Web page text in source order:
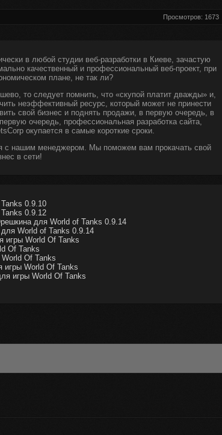
Просмотров: 1673
в любой студии веб-разработки в Киеве, зачастую
качественный и профессиональный веб-проект, при
плане, не так ли?
то следует помнить, что «скупой платит дважды» и,
неэффективный ресурс, который может не принести
свой бизнес и поднять продажи, в первую очередь, в
очередь, профессиональная разработка сайта,
окупается в самые короткие сроки.
с нашим менеджером. Мы поможем вам прокачать свой
в сети!
0.9.10
0.9.12
для World of Tanks 0.9.14
World of Tanks 0.9.14
игры World Of Tanks
Of Tanks
Of Tanks
игры World Of Tanks
игры World Of Tanks